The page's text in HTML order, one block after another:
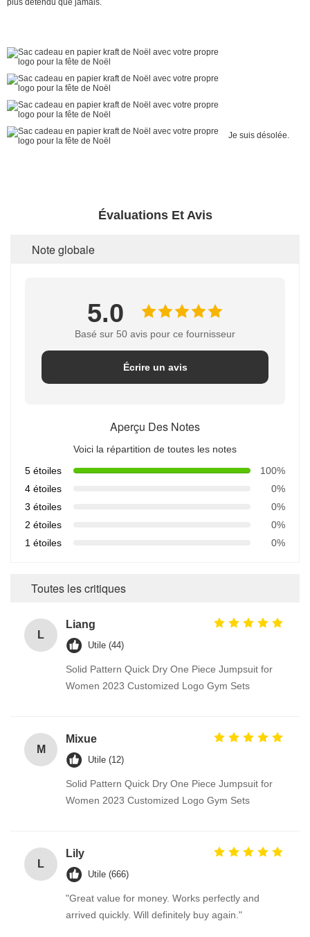
plus détendu que jamais.
Je suis désolée.
Évaluations Et Avis
Note globale
5.0
Basé sur 50 avis pour ce fournisseur
Écrire un avis
Aperçu Des Notes
Voici la répartition de toutes les notes
5 étoiles
100%
4 étoiles
0%
3 étoiles
0%
2 étoiles
0%
1 étoiles
0%
Toutes les critiques
L
Liang
Utile (44)
Solid Pattern Quick Dry One Piece Jumpsuit for
Women 2023 Customized Logo Gym Sets
M
Mixue
Utile (12)
Solid Pattern Quick Dry One Piece Jumpsuit for
Women 2023 Customized Logo Gym Sets
L
Lily
Utile (666)
"Great value for money. Works perfectly and
arrived quickly. Will definitely buy again."